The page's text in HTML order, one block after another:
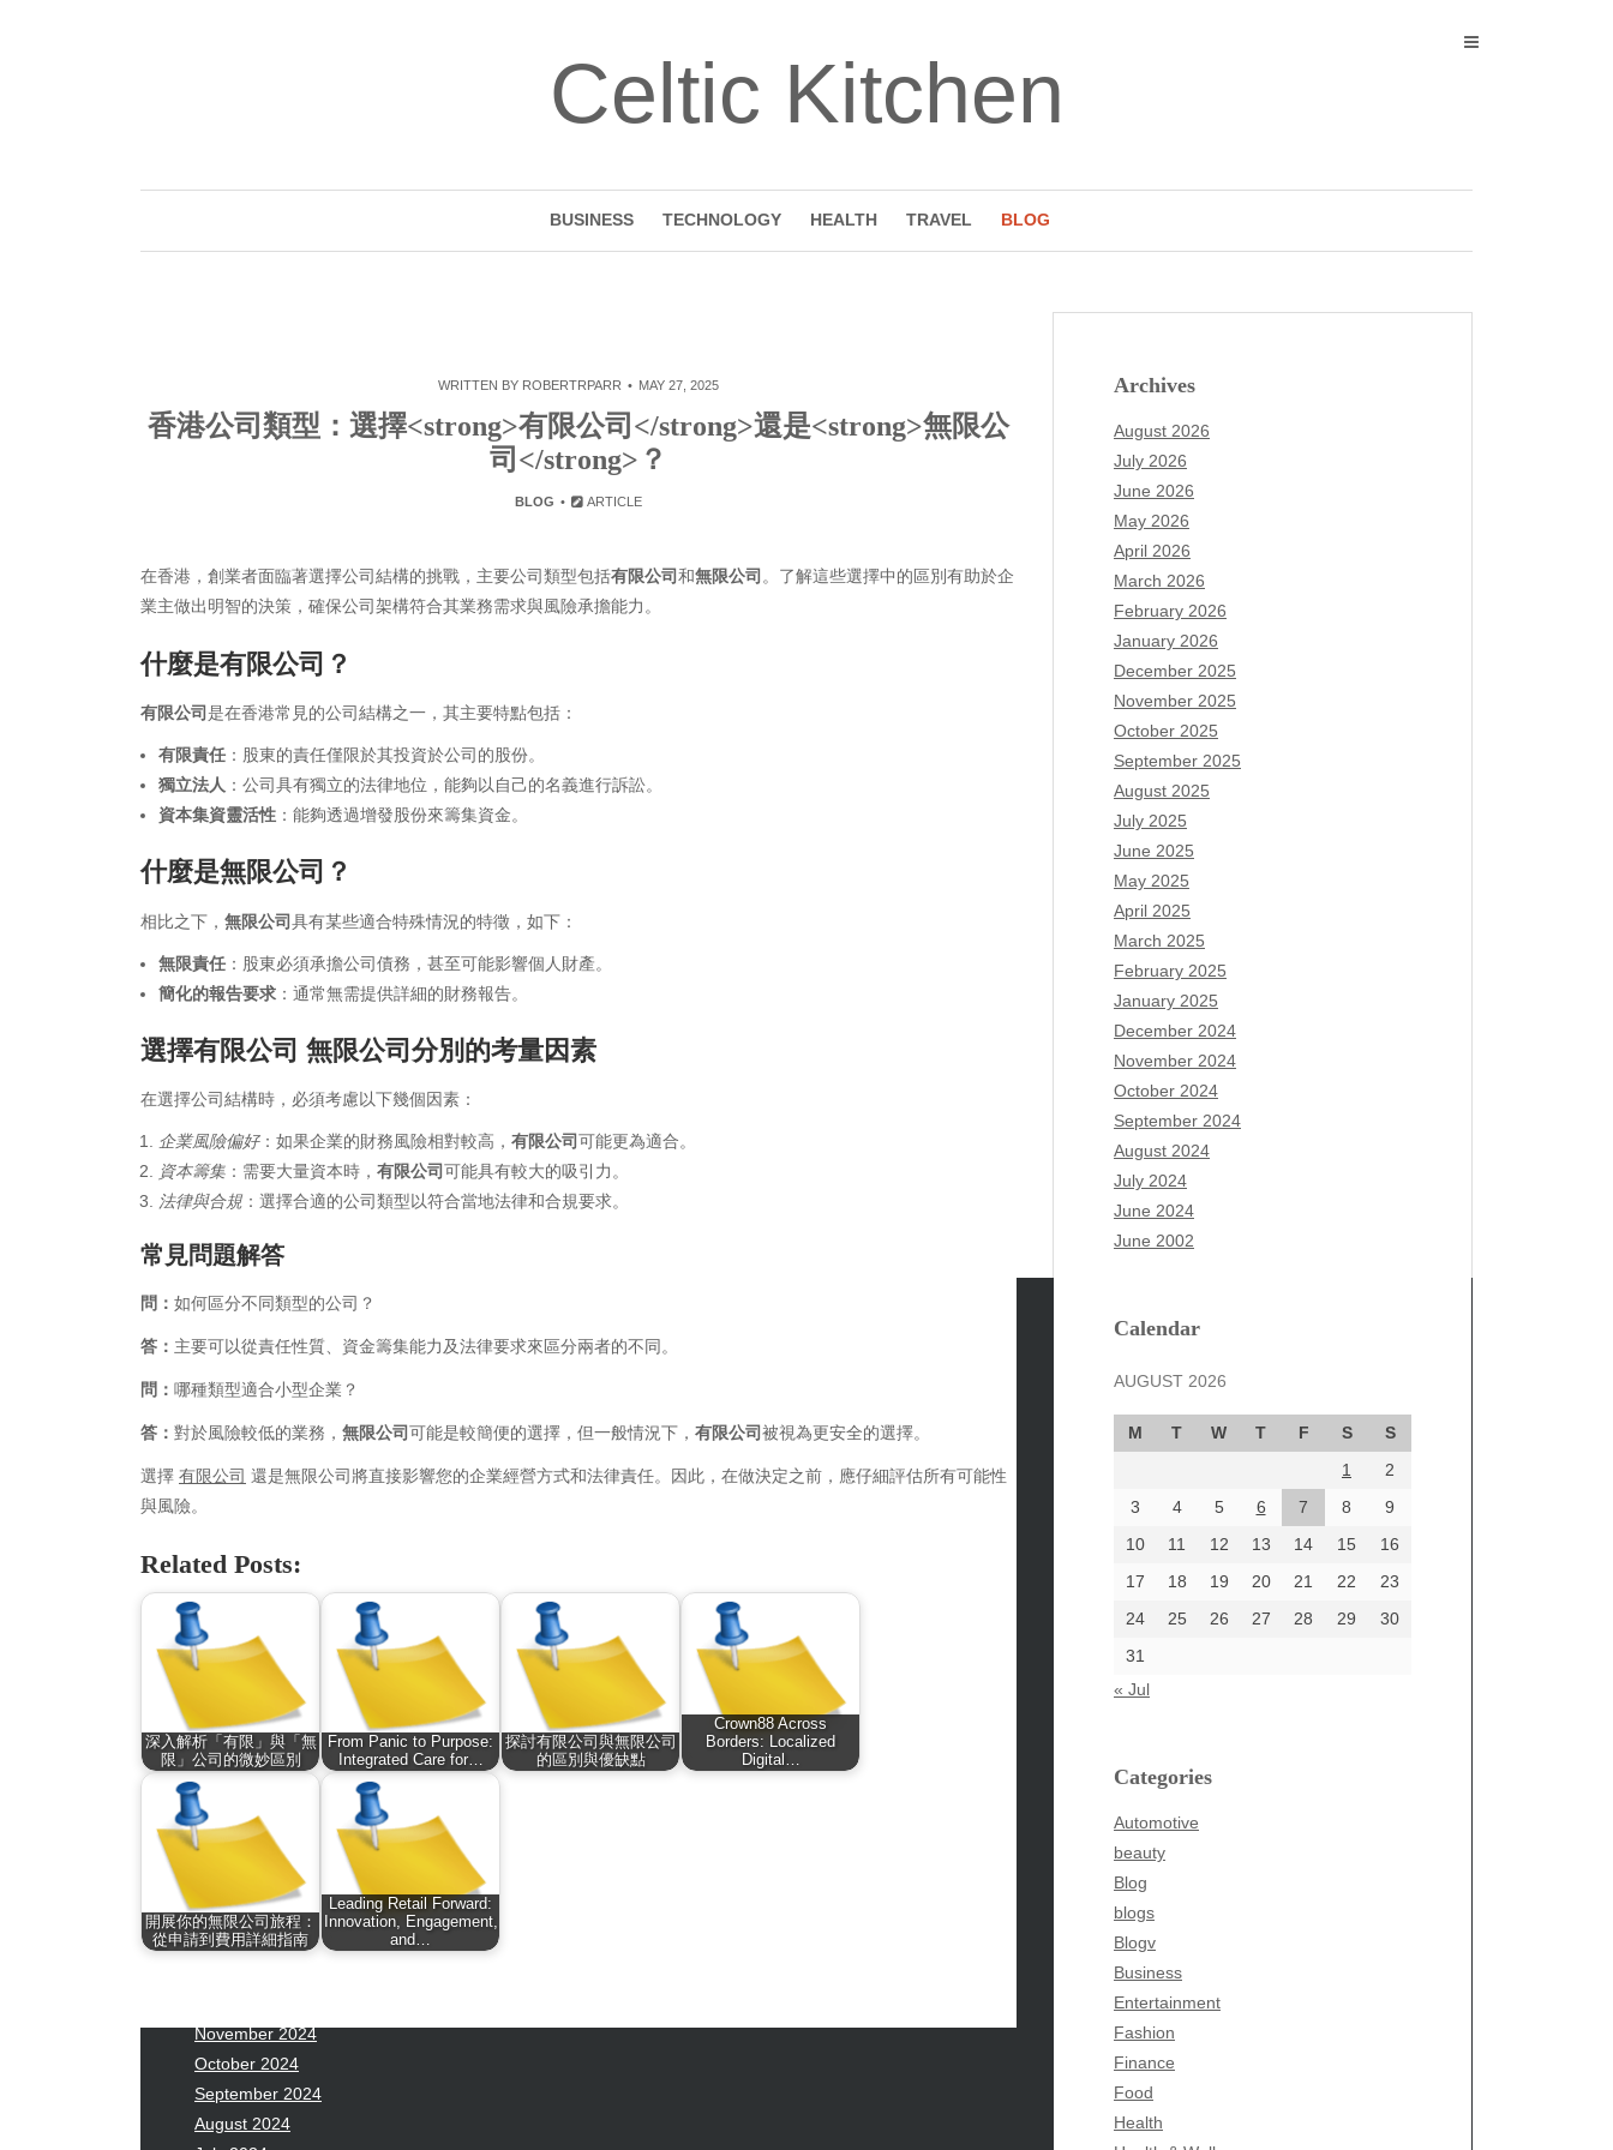
Celtic Kitchen
BUSINESS TECHNOLOGY HEALTH TRAVEL BLOG
WRITTEN BY ROBERTRPARR MAY 27, 2025
香港公司類型：選擇<strong>有限公司</strong>還是<strong>無限公
司</strong>？
BLOG ARTICLE
在香港，創業者面臨著選擇公司結構的挑戰，主要公司類型包括有限公司和無限公司 。了解這些選擇中的區別有助於企
業主做出明智的決策，確保公司架構符合其業務需求與風險承擔能力。
什麼是有限公司 ？
有限公司是在香港常見的公司結構之一，其主要特點包括：
有限責任 ：股東的責任僅限於其投資於公司的股份。
獨立法人 ：公司具有獨立的法律地位，能夠以自己的名義進行訴訟。
資本集資靈活性 ：能夠透過增發股份來籌集資金。
什麼是無限公司 ？
相比之下， 無限公司具有某些適合特殊情況的特徵，如下：
無限責任 ：股東必須承擔公司債務，甚至可能影響個人財產。
簡化的報告要求 ：通常無需提供詳細的財務報告。
選擇有限公司 無限公司分別 的考量因素
在選擇公司結構時，必須考慮以下幾個因素：
企業風險偏好：如果企業的財務風險相對較高， 有限公司可能更為適合。
資本籌集 ：需要大量資本時， 有限公司可能具有較大的吸引力。
法律與合規 ：選擇合適的公司類型以符合當地法律和合規要求。
常見問題解答
問： 如何區分不同類型的公司？
答： 主要可以從責任性質、資金籌集能力及法律要求來區分兩者的不同。
問： 哪種類型適合小型企業？
答： 對於風險較低的業務， 無限公司可能是較簡便的選擇，但一般情況下， 有限公司被視為更安全的選擇。
選擇 有限公司 還是無限公司將直接影響您的企業經營方式和法律責任。因此，在做決定之前，應仔細評估所有可能性
與風險。
Related Posts:
深入解析「有限」與「無
限」公司的微妙區別
From Panic to Purpose:
Integrated Care for…
探討有限公司與無限公司
的區別與優缺點
Crown88 Across
Borders: Localized
Digital…
開展你的無限公司旅程：
從申請到費用詳細指南
Leading Retail Forward:
Innovation, Engagement,
and…
Archives
August 2026
July 2026
June 2026
May 2026
April 2026
March 2026
February 2026
January 2026
December 2025
November 2025
October 2025
September 2025
August 2025
July 2025
June 2025
May 2025
April 2025
March 2025
February 2025
January 2025
December 2024
November 2024
October 2024
September 2024
August 2024
July 2024
June 2024
June 2002
Calendar
AUGUST 2026
M T W T F S
S
1
2
3
4 5 6 7 8
9
10
11 12 13 14 15
16
17
18 19 20 21 22
23
24
25 26 27 28 29
30
31
« Jul
Categories
Automotive
beauty
Blog
blogs
Blogv
Business
Entertainment
Fashion
Finance
Food
Health
Archives
August 2026
July 2026
June 2026
March 2026
January 2026
December 2025
November 2025
October 2025
September 2025
August 2025
July 2025
June 2025
May 2025
March 2025
February 2025
November 2024
October 2024
September 2024
August 2024
Categories
beauty
Blog
Fashion
Finance
Food
Health
Health & Wellness
News